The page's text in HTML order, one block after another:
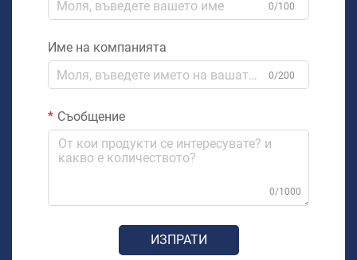
0/100
Име на компанията
0/200
Съобщение
0/1000
ИЗПРАТИ